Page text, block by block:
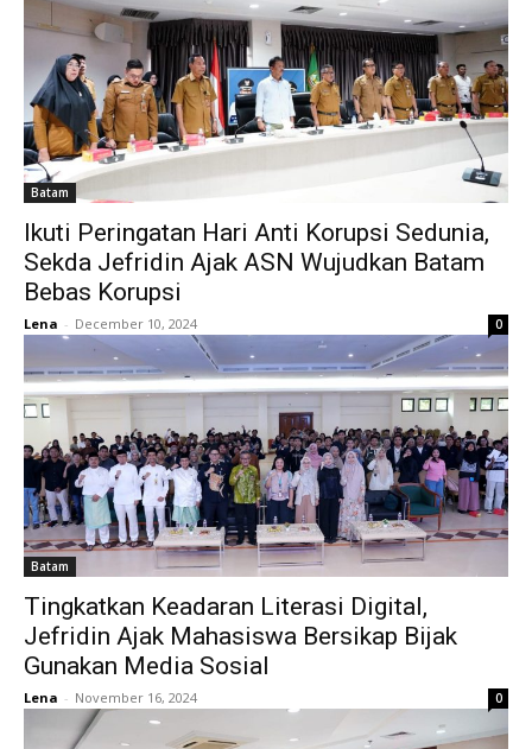
Batam
Ikuti Peringatan Hari Anti Korupsi Sedunia,
Sekda Jefridin Ajak ASN Wujudkan Batam
Bebas Korupsi
Lena - December 10, 2024 0
Batam
Tingkatkan Keadaran Literasi Digital,
Jefridin Ajak Mahasiswa Bersikap Bijak
Gunakan Media Sosial
Lena - November 16, 2024 0